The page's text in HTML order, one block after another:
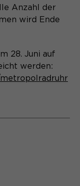
Identifikation
Besuchers.
Anzahl der
wird Ende
28. Juni auf
werden: